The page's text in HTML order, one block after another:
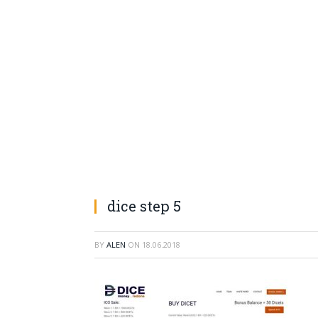
dice step 5
BY ALEN ON 18.06.2018